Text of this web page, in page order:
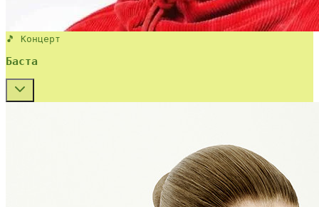
🎵 Концерт
Баста